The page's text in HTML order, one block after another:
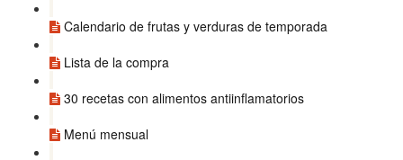
Calendario de frutas y verduras de temporada
Lista de la compra
30 recetas con alimentos antiinflamatorios
Menú mensual